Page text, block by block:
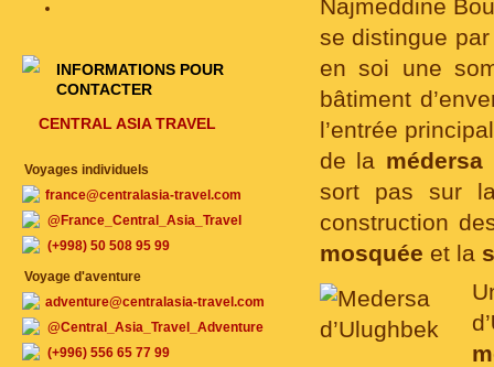
Najmeddine
se distingue
en soi une
bâtiment
l’entrée
de la médersa
sort pas sur
construction
mosquée et la
d’
INFORMATIONS POUR
CONTACTER
CENTRAL ASIA TRAVEL
Voyages individuels
france@centralasia-travel.com
@France_Central_Asia_Travel
(+998) 50 508 95 99
Voyage d'aventure
adventure@centralasia-travel.com
@Central_Asia_Travel_Adventure
(+996) 556 65 77 99